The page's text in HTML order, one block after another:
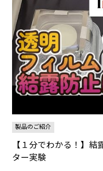
製品のご紹介
【１分でわかる！】
ター実験